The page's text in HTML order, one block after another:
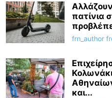
πατίνια
frn_author
και...